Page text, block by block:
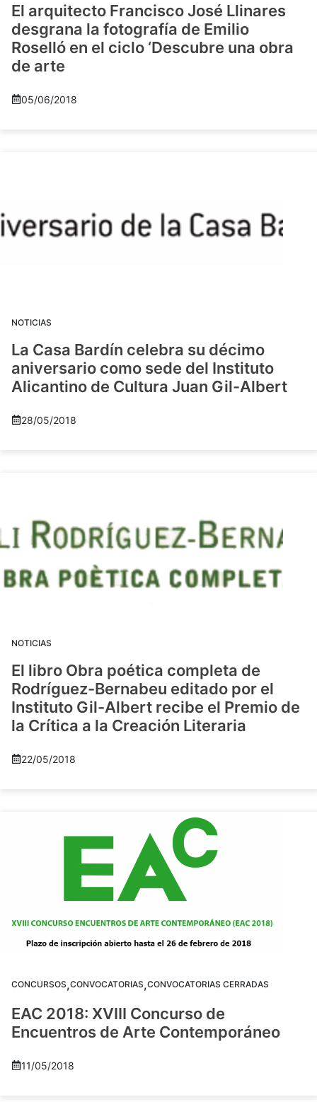
El arquitecto Francisco José Llinares
desgrana la fotografía de Emilio
Roselló en el ciclo ‘Descubre una obra
de arte
05/06/2018
NOTICIAS
La Casa Bardín celebra su décimo
aniversario como sede del Instituto
Alicantino de Cultura Juan Gil-Albert
28/05/2018
NOTICIAS
El libro Obra poética completa de
Rodríguez-Bernabeu editado por el
Instituto Gil-Albert recibe el Premio de
la Crítica a la Creación Literaria
22/05/2018
CONCURSOS,CONVOCATORIAS,CONVOCATORIAS CERRADAS
EAC 2018: XVIII Concurso de
Encuentros de Arte Contemporáneo
11/05/2018